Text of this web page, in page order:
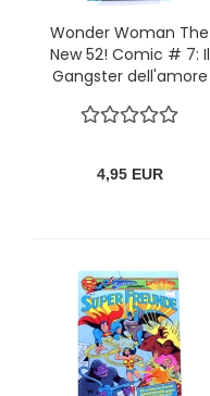
Wonder Woman The
New 52! Comic # 7: Il
Gangster dell'amore
4,95 EUR